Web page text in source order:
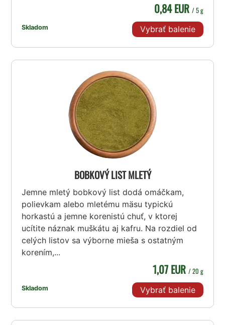
Skladom
0,84 EUR / 5 g
Vybrať balenie
BOBKOVÝ LIST MLETÝ
Jemne mletý bobkový list dodá omáčkam,
polievkam alebo mletému mäsu typickú
horkastú a jemne korenistú chuť, v ktorej
ucítite náznak muškátu aj kafru. Na rozdiel od
celých listov sa výborne mieša s ostatným
korením,...
Skladom
1,07 EUR / 20 g
Vybrať balenie